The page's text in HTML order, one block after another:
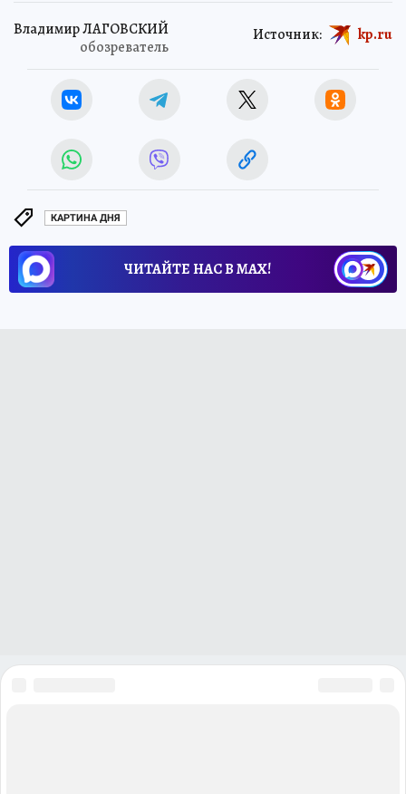
Владимир ЛАГОВСКИЙ
обозреватель
Источник: kp.ru
КАРТИНА ДНЯ
ЧИТАЙТЕ НАС В МАХ!